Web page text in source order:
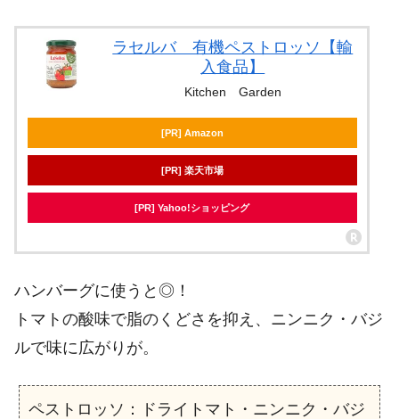
ラセルバ 有機ペストロッソ【輸
入食品】
Kitchen Garden
[PR] Amazon
[PR] 楽天市場
[PR] Yahoo!ショッピング
ハンバーグに使うと◎！
トマトの酸味で脂のくどさを抑え、ニンニク・バジ
ルで味に広がりが。
ペストロッソ：ドライトマト・ニンニク・バジ